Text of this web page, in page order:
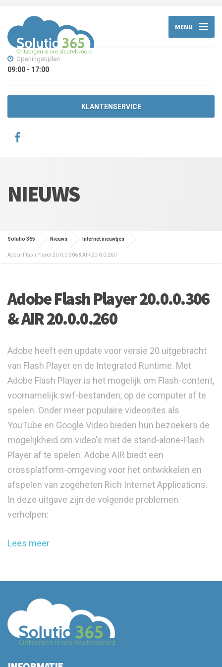
MENU
Openingstijden
09:00 - 17:00
KLANTENSERVICE
NIEUWS
Solutio 365 Nieuws Internet nieuwtjes
Adobe Flash Player 20.0.0.306 & AIR 20.0.0.260
Adobe Flash Player 20.0.0.306
& AIR 20.0.0.260
Adobe heeft een update voor versie 20 uitgebracht
van Flash Player en de Integrated Runtime. Met
Adobe Flash Player is het mogelijk om Flash-content,
voornamelijk swf-bestanden, op de computer af te
spelen. Onder meer populaire videosites als
YouTube en Google Video bieden hun bezoekers de
mogelijkheid om video's met de stand-alone-Flash
Player af te spelen. Adobe AIR biedt een
crossplatform-omgeving voor het ontwikkelen en
afspelen van zogeheten Rich Internet Applications.
In deze uitgave zijn de volgende problemen
verholpen:
Lees meer